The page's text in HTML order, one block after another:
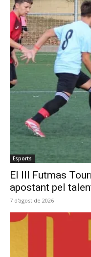
Esports
El III Futmas
apostant pel
7 d'agost de 2026